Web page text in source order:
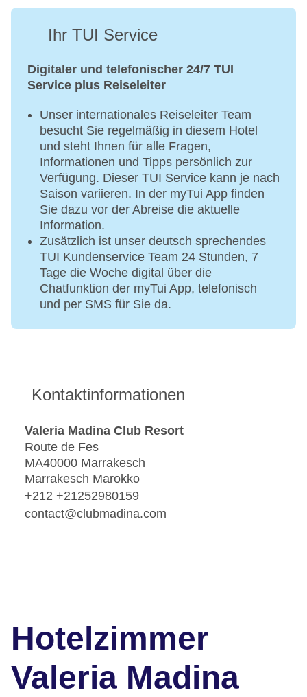
Ihr TUI Service
Digitaler und telefonischer 24/7 TUI
Service plus Reiseleiter
Unser internationales Reiseleiter Team
besucht Sie regelmäßig in diesem Hotel
und steht Ihnen für alle Fragen,
Informationen und Tipps persönlich zur
Verfügung. Dieser TUI Service kann je nach
Saison variieren. In der myTui App finden
Sie dazu vor der Abreise die aktuelle
Information.
Zusätzlich ist unser deutsch sprechendes
TUI Kundenservice Team 24 Stunden, 7
Tage die Woche digital über die
Chatfunktion der myTui App, telefonisch
und per SMS für Sie da.
Kontaktinformationen
Valeria Madina Club Resort
Route de Fes
MA40000 Marrakesch
Marrakesch Marokko
+212 +21252980159
contact@clubmadina.com
Hotelzimmer
Valeria Madina